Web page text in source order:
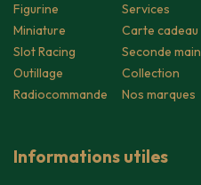
Figurine
Miniature
Slot Racing
Outillage
Radiocommande
Services
Carte cadeau
Seconde main
Collection
Nos marques
Informations utiles